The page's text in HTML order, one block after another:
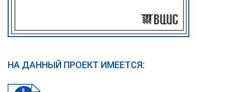
НА ДАННЫЙ ПРОЕКТ ИМЕЕТСЯ: